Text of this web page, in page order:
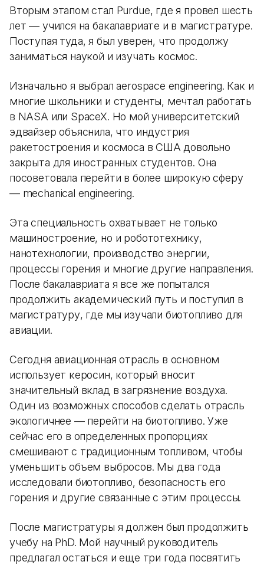
Вторым этапом стал Purdue, где я провел шесть
лет — учился на бакалавриате и в магистратуре.
Поступая туда, я был уверен, что продолжу
заниматься наукой и изучать космос.
Изначально я выбрал aerospace engineering. Как и
многие школьники и студенты, мечтал работать
в NASA или SpaceX. Но мой университетский
эдвайзер объяснила, что индустрия
ракетостроения и космоса в США довольно
закрыта для иностранных студентов. Она
посоветовала перейти в более широкую сферу
— mechanical engineering.
Эта специальность охватывает не только
машиностроение, но и робототехнику,
нанотехнологии, производство энергии,
процессы горения и многие другие направления.
После бакалавриата я все же попытался
продолжить академический путь и поступил в
магистратуру, где мы изучали биотопливо для
авиации.
Сегодня авиационная отрасль в основном
использует керосин, который вносит
значительный вклад в загрязнение воздуха.
Один из возможных способов сделать отрасль
экологичнее — перейти на биотопливо. Уже
сейчас его в определенных пропорциях
смешивают с традиционным топливом, чтобы
уменьшить объем выбросов. Мы два года
исследовали биотопливо, безопасность его
горения и другие связанные с этим процессы.
После магистратуры я должен был продолжить
учебу на PhD. Мой научный руководитель
предлагал остаться и еще три года посвятить